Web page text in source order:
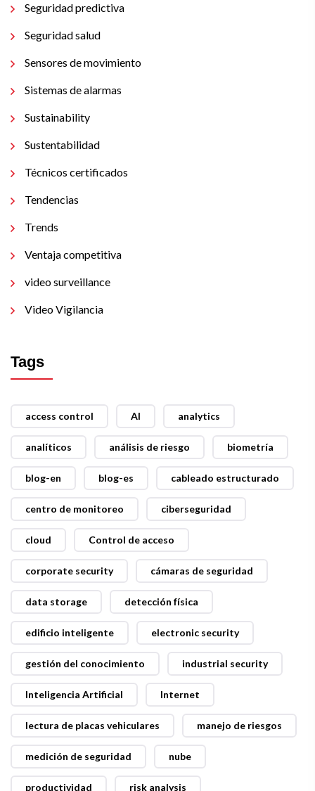
Seguridad predictiva
Seguridad salud
Sensores de movimiento
Sistemas de alarmas
Sustainability
Sustentabilidad
Técnicos certificados
Tendencias
Trends
Ventaja competitiva
video surveillance
Video Vigilancia
Tags
access control AI analytics
analíticos análisis de riesgo biometría
blog-en blog-es cableado estructurado
centro de monitoreo ciberseguridad
cloud Control de acceso
corporate security cámaras de seguridad
data storage detección física
edificio inteligente electronic security
gestión del conocimiento industrial security
Inteligencia Artificial Internet
lectura de placas vehiculares manejo de riesgos
medición de seguridad nube
productividad risk analysis